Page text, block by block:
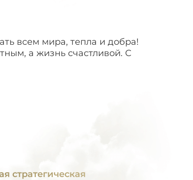
всем мира, тепла и добра!
а жизнь счастливой. С
стратегическая